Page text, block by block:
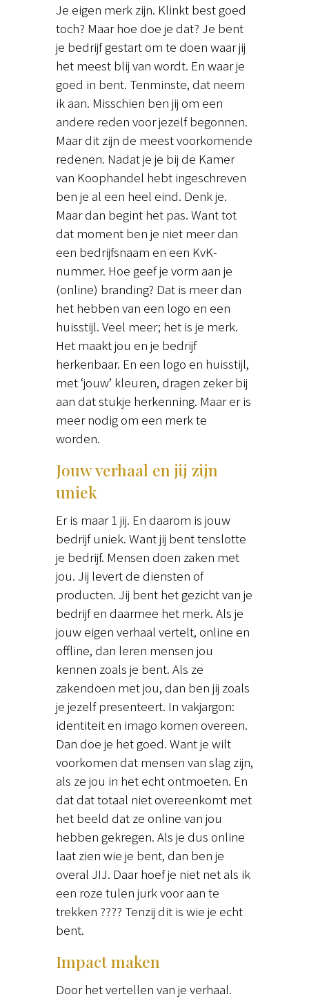
Je eigen merk zijn. Klinkt best goed
toch? Maar hoe doe je dat? Je bent
je bedrijf gestart om te doen waar jij
het meest blij van wordt. En waar je
goed in bent. Tenminste, dat neem
ik aan. Misschien ben jij om een
andere reden voor jezelf begonnen.
Maar dit zijn de meest voorkomende
redenen. Nadat je je bij de Kamer
van Koophandel hebt ingeschreven
ben je al een heel eind. Denk je.
Maar dan begint het pas. Want tot
dat moment ben je niet meer dan
een bedrijfsnaam en een KvK-
nummer. Hoe geef je vorm aan je
(online) branding? Dat is meer dan
het hebben van een logo en een
huisstijl. Veel meer; het is je merk.
Het maakt jou en je bedrijf
herkenbaar. En een logo en huisstijl,
met ‘jouw’ kleuren, dragen zeker bij
aan dat stukje herkenning. Maar er is
meer nodig om een merk te
worden.
Jouw verhaal en jij zijn
uniek
Er is maar 1 jij. En daarom is jouw
bedrijf uniek. Want jij bent tenslotte
je bedrijf. Mensen doen zaken met
jou. Jij levert de diensten of
producten. Jij bent het gezicht van je
bedrijf en daarmee het merk. Als je
jouw eigen verhaal vertelt, online en
offline, dan leren mensen jou
kennen zoals je bent. Als ze
zakendoen met jou, dan ben jij zoals
je jezelf presenteert. In vakjargon:
identiteit en imago komen overeen.
Dan doe je het goed. Want je wilt
voorkomen dat mensen van slag zijn,
als ze jou in het echt ontmoeten. En
dat dat totaal niet overeenkomt met
het beeld dat ze online van jou
hebben gekregen. Als je dus online
laat zien wie je bent, dan ben je
overal JIJ. Daar hoef je niet net als ik
een roze tulen jurk voor aan te
trekken ???? Tenzij dit is wie je echt
bent.
Impact maken
Door het vertellen van je verhaal.